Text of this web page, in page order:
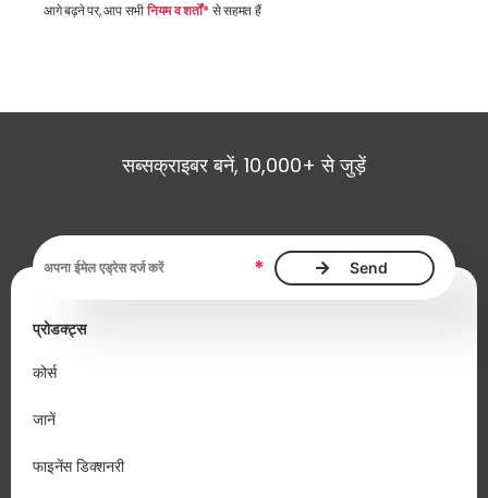
आगे बढ़ने पर, आप सभीनियम व शर्तों*से सहमत हैं
सब्सक्राइबर बनें, 10,000+ से जुड़ें
ईमेल एड्रेस आवश्यक है *
प्रोडक्ट्स
कोर्स
जानें
फाइनेंस डिक्शनरी